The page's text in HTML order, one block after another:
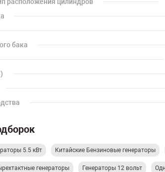
бака
5.5 кВт Китайские Бензиновые генераторы
генераторы Генераторы 12 вольт